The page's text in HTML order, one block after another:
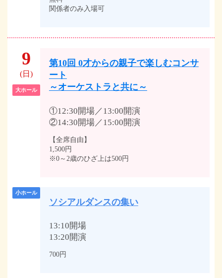
関係者のみ入場可
9
(日)
大ホール
第10回 0才からの親子で楽しむコンサ
ート
～オーケストラと共に～
①12:30開場／13:00開演
②14:30開場／15:00開演
【全席自由】
1,500円
※0～2歳のひざ上は500円
小ホール
ソシアルダンスの集い
13:10開場
13:20開演
700円